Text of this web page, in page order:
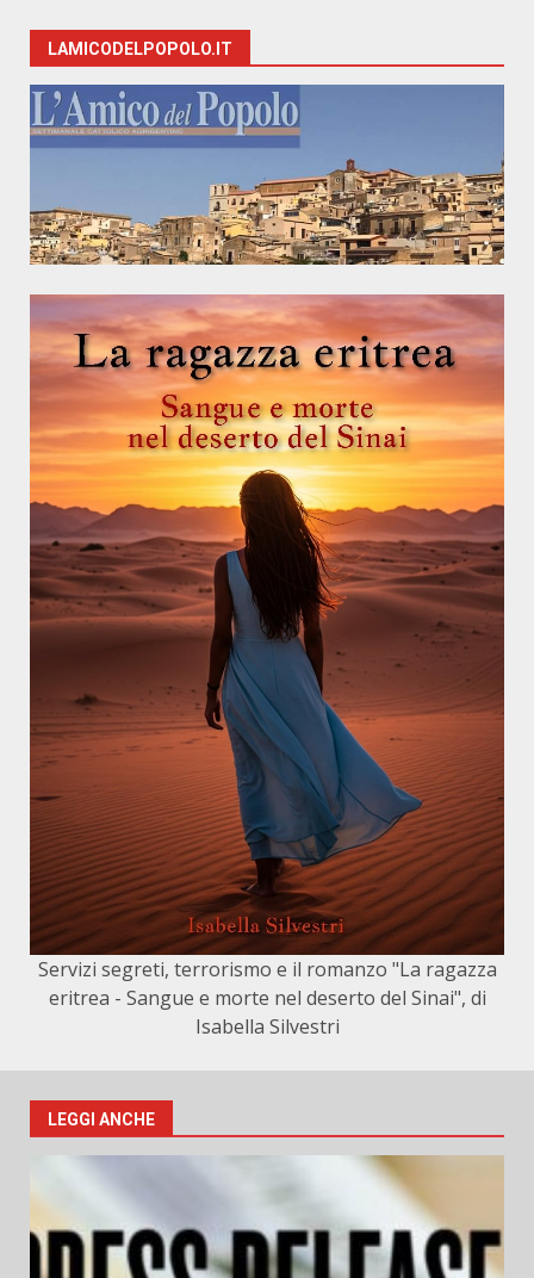
LAMICODELPOPOLO.IT
Servizi segreti, terrorismo e il romanzo "La ragazza
eritrea - Sangue e morte nel deserto del Sinai", di
Isabella Silvestri
LEGGI ANCHE